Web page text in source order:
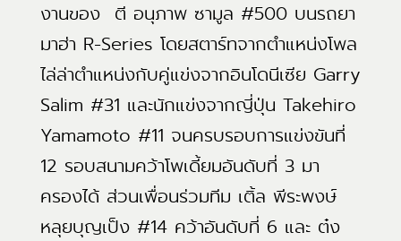
งานของ ตี อนุภาพ ซามูล #500 บนรถยา
มาฮ่า R-Series โดยสตาร์ทจากตำแหน่งโพล
ไล่ล่าตำแหน่งกับคู่แข่งจากอินโดนีเซีย Garry
Salim #31 และนักแข่งจากญี่ปุ่น Takehiro
Yamamoto #11 จนครบรอบการแข่งขันที่
12 รอบสนามคว้าโพเดี้ยมอันดับที่ 3 มา
ครองได้ ส่วนเพื่อนร่วมทีม เติ้ล พีระพงษ์
หลุยบุญเป็ง #14 คว้าอันดับที่ 6 และ ต๋ง